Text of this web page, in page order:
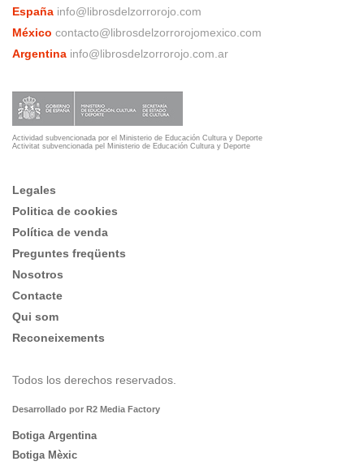
España info@librosdelzorrorojo.com
México contacto@librosdelzorrorojomexico.com
Argentina info@librosdelzorrorojo.com.ar
Actividad subvencionada por el Ministerio de Educación Cultura y Deporte
Activitat subvencionada pel Ministerio de Educación Cultura y Deporte
Legales
Politica de cookies
Política de venda
Preguntes freqüents
Nosotros
Contacte
Qui som
Reconeixements
Todos los derechos reservados.
Desarrollado por R2 Media Factory
Botiga Argentina
Botiga Mèxic